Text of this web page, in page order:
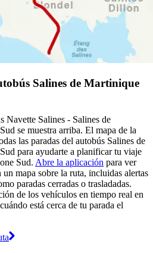
Salines de Martinique
Navette Salines - Salines de
se muestra arriba. El mapa de la
las paradas del autobús Salines de
para ayudarte a planificar tu viaje
Sud. Abre la aplicación para ver
mapa sobre la ruta, incluidas alertas
paradas cerradas o trasladadas.
de los vehículos en tiempo real en
está cerca de tu parada el